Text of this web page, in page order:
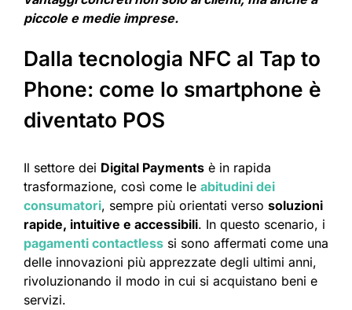
piccole e medie imprese.
Dalla tecnologia NFC al Tap to
Phone: come lo smartphone è
diventato POS
Il settore dei Digital Payments è in rapida
trasformazione, così come le abitudini dei
consumatori, sempre più orientati verso soluzioni
rapide, intuitive e accessibili. In questo scenario, i
pagamenti contactless si sono affermati come una
delle innovazioni più apprezzate degli ultimi anni,
rivoluzionando il modo in cui si acquistano beni e
servizi.